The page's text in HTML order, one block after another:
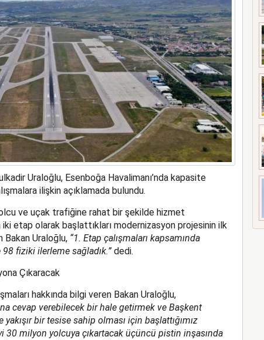
satın alıyor
Uraloğlu, Esenboğa Havalimanı’nda kapasite
ilişkin açıklamada bulundu.
ve uçak trafiğine rahat bir şekilde hizmet
etap olarak başlattıkları modernizasyon projesinin ilk
Bakan Uraloğlu, “1. Etap çalışmaları kapsamında
98 fiziki ilerleme sağladık.”dedi.
Çıkaracak
hakkında bilgi veren Bakan Uraloğlu,
cevap verebilecek bir hale getirmek ve Başkent
yakışır bir tesise sahip olması için başlattığımız
30 milyon yolcuya çıkartacak üçüncü pistin inşasında